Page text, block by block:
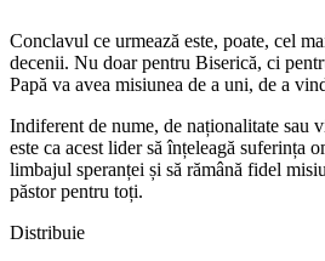
Conclavul ce urmează este, poate, cel
decenii. Nu doar pentru Biserică, ci
Papă va avea misiunea de a uni, de a
Indiferent de nume, de naționalitate sau
este ca acest lider să înțeleagă suferința
limbajul speranței și să rămână fidel
păstor pentru toți.
Distribuie